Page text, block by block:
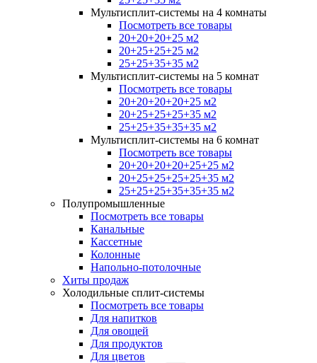
Мультисплит-системы на 4 комнаты
Посмотреть все товары
20+20+20+25 м2
20+25+25+25 м2
25+25+35+35 м2
Мультисплит-системы на 5 комнат
Посмотреть все товары
20+20+20+20+25 м2
20+25+25+25+35 м2
25+25+35+35+35 м2
Мультисплит-системы на 6 комнат
Посмотреть все товары
20+20+20+20+25+25 м2
20+25+25+25+25+35 м2
25+25+25+35+35+35 м2
Полупромышленные
Посмотреть все товары
Канальные
Кассетные
Колонные
Напольно-потолочные
Хиты продаж
Холодильные сплит-системы
Посмотреть все товары
Для напитков
Для овощей
Для продуктов
Для цветов